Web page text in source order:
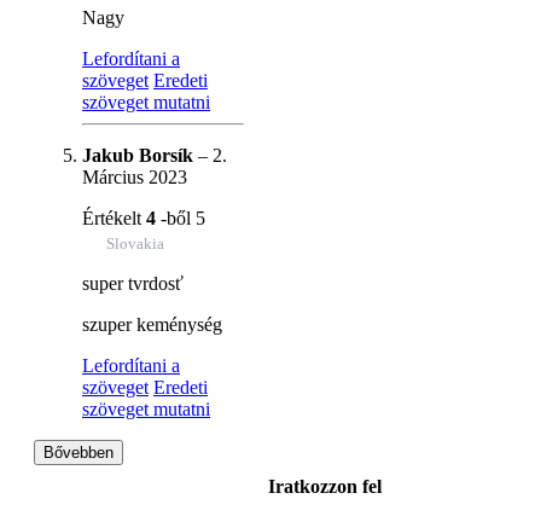
Nagy
Lefordítani a
szöveget Eredeti
szöveget mutatni
Jakub Borsík – 2.
Március 2023
Értékelt 4 -ből 5
Slovakia
super tvrdosť
szuper keménység
Lefordítani a
szöveget Eredeti
szöveget mutatni
Bővebben
Iratkozzon fel